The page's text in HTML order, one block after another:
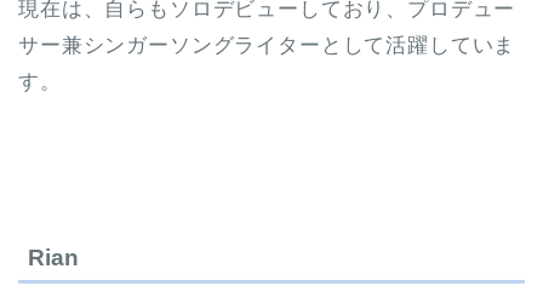
現在は、自らもソロデビューしており、プロデュー
サー兼シンガーソングライターとして活躍していま
す。
Rian